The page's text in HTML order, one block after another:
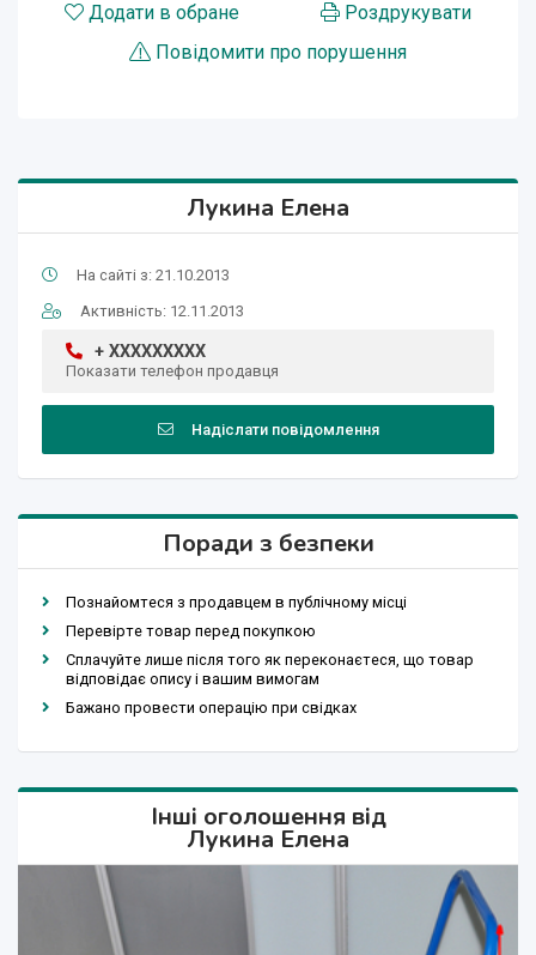
Додати в обране
Роздрукувати
Повідомити про порушення
Лукина Елена
На сайті з: 21.10.2013
Активність: 12.11.2013
+ XXXXXXXXX
Показати телефон продавця
Надіслати повідомлення
Поради з безпеки
Познайомтеся з продавцем в публічному місці
Перевірте товар перед покупкою
Сплачуйте лише після того як переконаєтеся, що товар
відповідає опису і вашим вимогам
Бажано провести операцію при свідках
Інші оголошення від
Лукина Елена